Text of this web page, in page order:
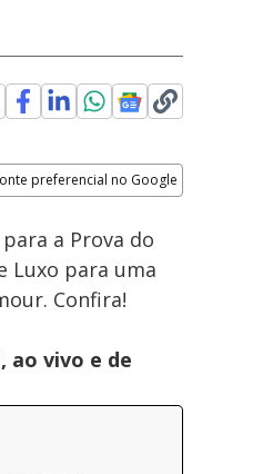
preferencial no Google
a Prova do
Luxo para uma
Confira!
ao vivo e de